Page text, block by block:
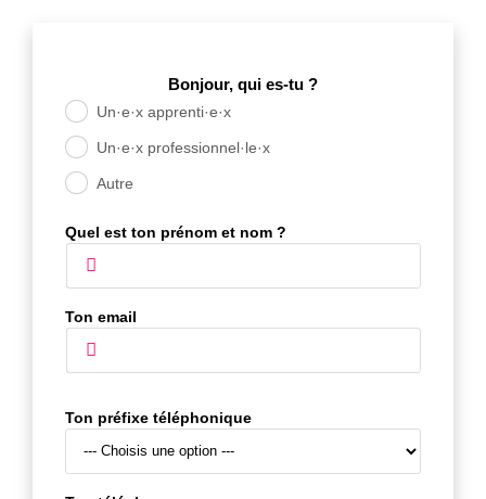
Bonjour, qui es-tu ?
Un·e·x apprenti·e·x
Un·e·x professionnel·le·x
Autre
Quel est ton prénom et nom ?
Ton email
Ton préfixe téléphonique